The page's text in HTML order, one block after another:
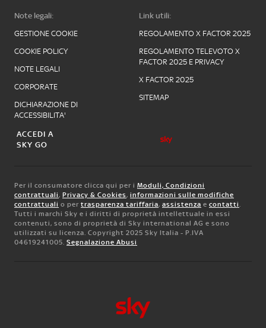
Note legali:
GESTIONE COOKIE
COOKIE POLICY
NOTE LEGALI
CORPORATE
DICHIARAZIONE DI
ACCESSIBILITA'
Link utili:
REGOLAMENTO X FACTOR 2025
REGOLAMENTO TELEVOTO X
FACTOR 2025 E PRIVACY
X FACTOR 2025
SITEMAP
ACCEDI A
SKY GO
Per il consumatore clicca qui per i Moduli, Condizioni
contrattuali, Privacy & Cookies, informazioni sulle modifiche
contrattuali o per trasparenza tariffaria, assistenza e contatti.
Tutti i marchi Sky e i diritti di proprietà intellettuale in essi
contenuti, sono di proprietà di Sky international AG e sono
utilizzati su licenza. Copyright 2025 Sky Italia - P.IVA
04619241005. Segnalazione Abusi